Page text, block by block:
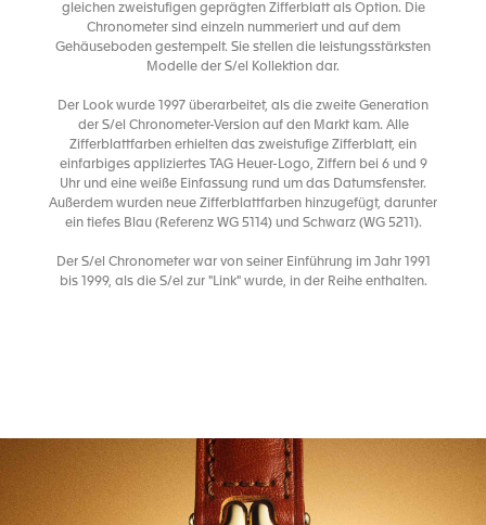
gleichen zweistufigen geprägten Zifferblatt als Option. Die
Chronometer sind einzeln nummeriert und auf dem
Gehäuseboden gestempelt. Sie stellen die leistungsstärksten
Modelle der S/el Kollektion dar.
Der Look wurde 1997 überarbeitet, als die zweite Generation
der S/el Chronometer-Version auf den Markt kam. Alle
Zifferblattfarben erhielten das zweistufige Zifferblatt, ein
einfarbiges appliziertes TAG Heuer-Logo, Ziffern bei 6 und 9
Uhr und eine weiße Einfassung rund um das Datumsfenster.
Außerdem wurden neue Zifferblattfarben hinzugefügt, darunter
ein tiefes Blau (Referenz WG 5114) und Schwarz (WG 5211).
Der S/el Chronometer war von seiner Einführung im Jahr 1991
bis 1999, als die S/el zur "Link" wurde, in der Reihe enthalten.